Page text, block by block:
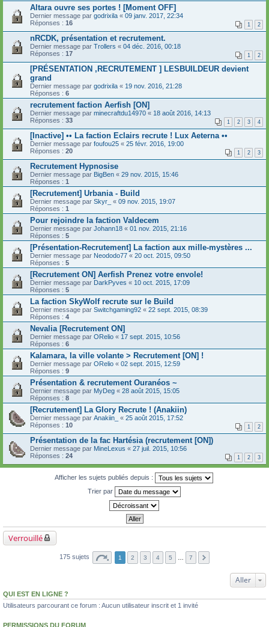
Altara ouvre ses portes ! [Moment OFF]
Dernier message par godrixila « 09 janv. 2017, 22:34
Réponses : 16 1 2
nRCDK, présentation et recrutement.
Dernier message par Trollers « 04 déc. 2016, 00:18
Réponses : 17 1 2
[PRÉSENTATION ,RECRUTEMENT ] LESBUILDEUR devient
grand
Dernier message par godrixila « 19 nov. 2016, 21:28
Réponses : 6
recrutement faction Aerfish [ON]
Dernier message par minecraftdu14970 « 18 août 2016, 14:13
Réponses : 33 1 2 3 4
[Inactive] •• La faction Eclairs recrute ! Lux Aeterna ••
Dernier message par foufou25 « 25 févr. 2016, 19:00
Réponses : 20 1 2 3
Recrutement Hypnosise
Dernier message par BigBen « 29 nov. 2015, 15:46
Réponses : 1
[Recrutement] Urbania - Build
Dernier message par Skyr_ « 09 nov. 2015, 19:07
Réponses : 1
Pour rejoindre la faction Valdecem
Dernier message par Johann18 « 01 nov. 2015, 21:16
Réponses : 5
[Présentation-Recrutement] La faction aux mille-mystères ...
Dernier message par Neododo77 « 20 oct. 2015, 09:50
Réponses : 5
[Recrutement ON] Aerfish Prenez votre envole!
Dernier message par DarkPyves « 10 oct. 2015, 17:09
Réponses : 5
La faction SkyWolf recrute sur le Build
Dernier message par Switchgaming92 « 22 sept. 2015, 08:39
Réponses : 4
Nevalia [Recrutement ON]
Dernier message par ORelio « 17 sept. 2015, 10:56
Réponses : 6
Kalamara, la ville volante > Recrutement [ON] !
Dernier message par ORelio « 02 sept. 2015, 12:59
Réponses : 9
Présentation & recrutement Ouranéos ~
Dernier message par MyDeg « 28 août 2015, 15:05
Réponses : 8
[Recrutement] La Glory Recrute ! (Anakiin)
Dernier message par Anakiin_ « 25 août 2015, 17:52
Réponses : 10 1 2
Présentation de la fac Hartésia (recrutement [ON])
Dernier message par MineLexus « 27 juil. 2015, 10:56
Réponses : 24 1 2 3
Afficher les sujets publiés depuis :
Trier par
Verrouillé
175 sujets 1 2 3 4 5 7
Aller
QUI EST EN LIGNE ?
Utilisateurs parcourant ce forum : Aucun utilisateur inscrit et 1 invité
PERMISSIONS DU FORUM